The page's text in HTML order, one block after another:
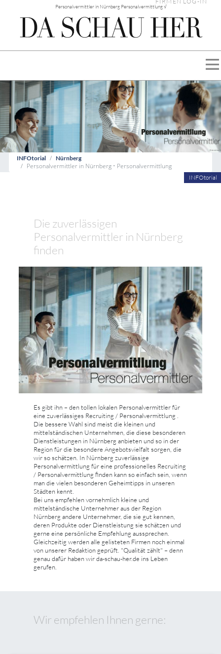
Personalvermittler in Nürnberg Personalvermittlung √
INFOtorial Nürnberg
Personalvermittler in Nürnberg • Personalvermittlung
INFOtorial
Die zuverlässigen
Personalvermittler in Nürnberg
finden
Es gibt ihn – den tollen lokalen Personalvermittler für
eine zuverlässiges Recruiting / Personalvermittlung .
Die bessere Wahl sind meist die kleinen und
mittelständischen Unternehmen, die diese besonderen
Dienstleistungen in Nürnberg anbieten und so in der
Region für die besondere Angebotsvielfalt sorgen, die
wir so schätzen. In Nürnberg zuverlässige
Personalvermittlung für eine professionelles Recruiting
/ Personalvermittlung finden kann so einfach sein, wenn
man die vielen besonderen Geheimtipps in unseren
Städten kennt.
Bei uns empfehlen vornehmlich kleine und
mittelständische Unternehmer aus der Region
Nürnberg andere Unternehmer, die sie gut kennen,
deren Produkte oder Dienstleistung sie schätzen und
gerne eine persönliche Empfehlung aussprechen.
Gleichzeitig werden alle gelisteten Firmen noch einmal
von unserer Redaktion geprüft. "Qualität zählt" – denn
genau dafür haben wir da-schau-her.de ins Leben
gerufen.
Wir empfehlen Ihnen gerne: